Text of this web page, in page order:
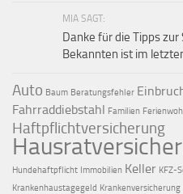
MIA SAGT:
Danke für die Tipps
Bekannten ist im
Auto Baum Beratungsfehler
Fahrraddiebstahl Familien
Haftpflichtversicherung
Hundehaftpflicht Immobilien Keller KFZ-
Krankenhaustagegeld Krankenversicherung